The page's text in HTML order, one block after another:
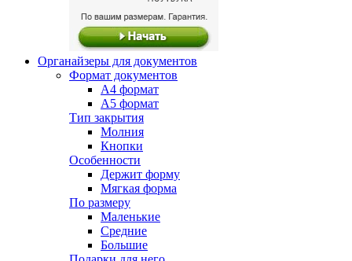
Органайзеры для документов
Формат документов
А4 формат
А5 формат
Тип закрытия
Молния
Кнопки
Особенности
Держит форму
Мягкая форма
По размеру
Маленькие
Средние
Большие